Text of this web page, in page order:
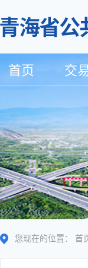
首页 交
您现在的位置： 首